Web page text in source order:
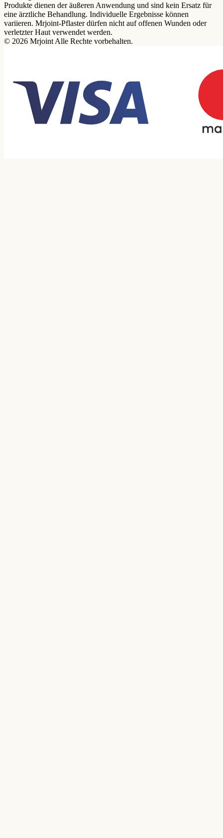
Produkte dienen der äußeren Anwendung und sind kein Ersatz für
eine ärztliche Behandlung. Individuelle Ergebnisse können
variieren. Mrjoint-Pflaster dürfen nicht auf offenen Wunden oder
verletzter Haut verwendet werden.
© 2026 Mrjoint Alle Rechte vorbehalten.